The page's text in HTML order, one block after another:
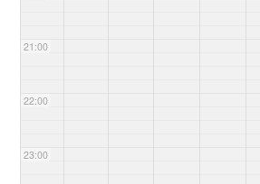
21:00
22:00
23:00